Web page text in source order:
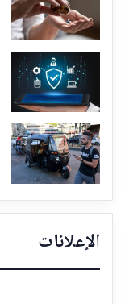
الإعلانات